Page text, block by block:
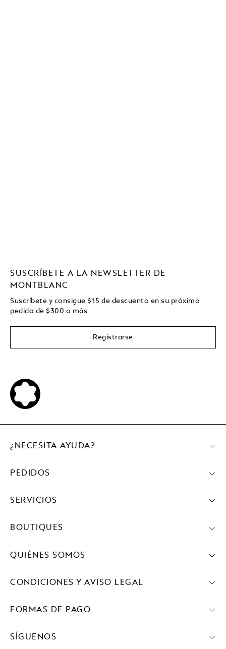
SUSCRÍBETE A LA NEWSLETTER DE
MONTBLANC
Suscríbete y consigue $15 de descuento en su próximo
pedido de $300 o más
Registrarse
FORMAS DE PAGO
SÍGUENOS
¿NECESITA AYUDA?
PEDIDOS
SERVICIOS
BOUTIQUES
QUIÉNES SOMOS
CONDICIONES Y AVISO LEGAL